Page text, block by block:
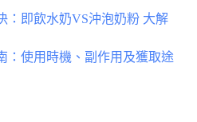
：即飲水奶VS沖泡奶粉 大解
：使用時機、副作用及獲取途